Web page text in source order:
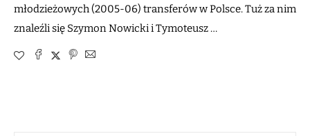
młodzieżowych (2005-06) transferów w Polsce. Tuż za nim
znaleźli się Szymon Nowicki i Tymoteusz …